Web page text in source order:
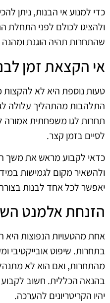
כדי למנוע אי הבנות, ניתן
ולהציגו לכולם לפני
שהתחרות תהיה הוגנת
אי הקצאת זמן
טעות נוספת היא לא להקצות
התלהבות מהתהליך עלולה
תחרות לגו משפחתית
לסיים בזמן קצר.
כדאי לקבוע מראש את משך
ולהשאיר מקום לגמישות
יאפשר לכל אחד לבנות בצורה
הזנחת אלמנט
אחת מהטעויות הנפוצות
בתחרות. שיפוט אובייקטיבי
מהתחרות, ואם הוא לא
בהנאה הכללית. חשוב לקבוע
יהיו הקריטריונים להערכה.